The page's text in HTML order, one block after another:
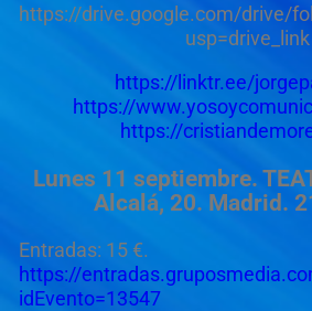
https://drive.google.com/drive/
usp=drive_link
https://linktr.ee/
https://
https://
Lunes 11 septiembre.
Alcalá, 20. Madrid.
Entradas: 15 €.
https://
idEvento=13547